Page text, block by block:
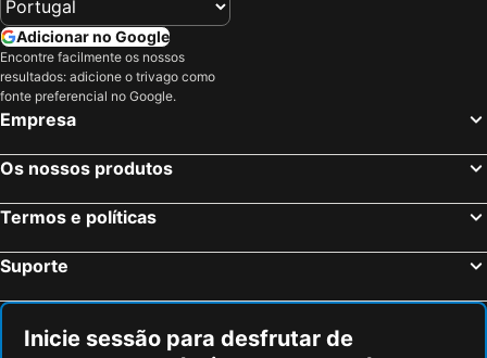
Adicionar no Google
Encontre facilmente os nossos
resultados: adicione o trivago como
fonte preferencial no Google.
Empresa
Os nossos produtos
Termos e políticas
Suporte
Inicie sessão para desfrutar de